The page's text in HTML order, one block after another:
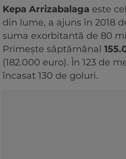
Kepa Arrizabalaga este
din lume, a ajuns în 2018
suma exorbitantă de 80
Primește săptămânal
(182.000 euro). În 123 de
încasat 130 de goluri.